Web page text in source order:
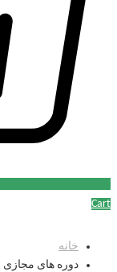
Cart
خانه
دوره‌ های مجازی